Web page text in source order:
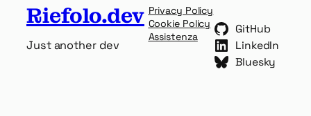
Riefolo.dev
Just another dev
Privacy Policy
Cookie Policy
Assistenza
GitHub
LinkedIn
Bluesky